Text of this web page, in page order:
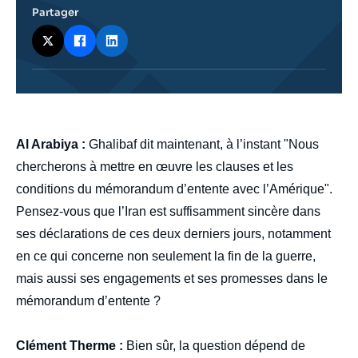
body
Al Arabiya : Ghalibaf dit maintenant, à l’instant "Nous
chercherons à mettre en œuvre les clauses et les
conditions du mémorandum d’entente avec l’Amérique".
Pensez-vous que l’Iran est suffisamment sincère dans
ses déclarations de ces deux derniers jours, notamment
en ce qui concerne non seulement la fin de la guerre,
mais aussi ses engagements et ses promesses dans le
mémorandum d’entente ?
Clément Therme : Bien sûr, la question dépend de
Partager